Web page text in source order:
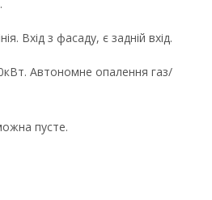
Вхід з фасаду, є задній вхід.
Автономне опалення газ/
пусте.